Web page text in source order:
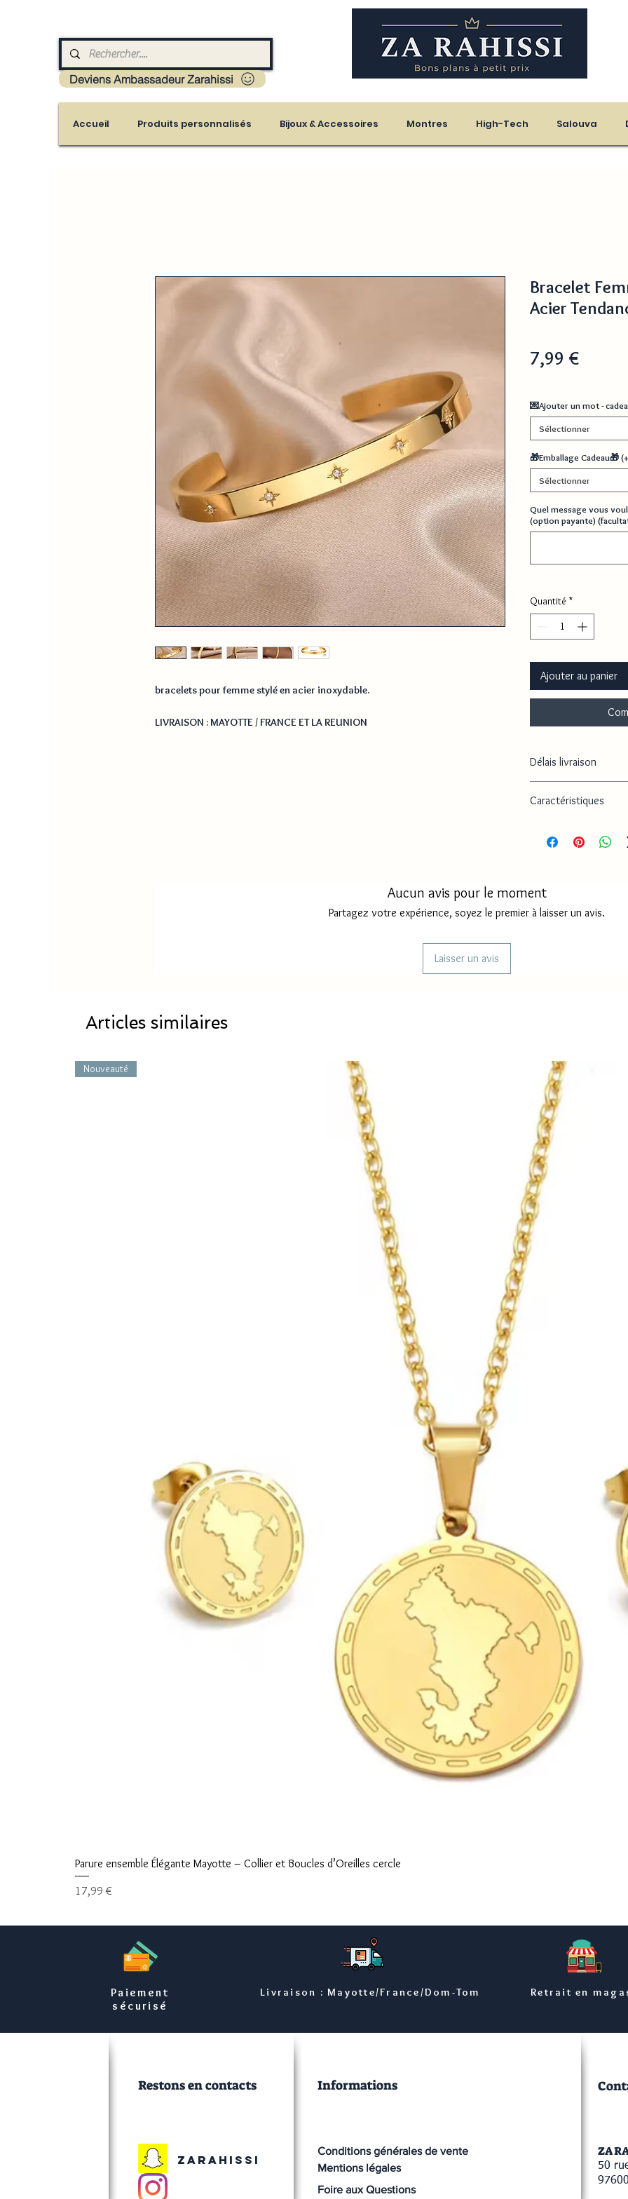
Livraison : Mayotte - France - La réunion - Guadeloupe - Martinique
Deviens Ambassadeur Zarahissi
Accueil Produits personnalisés Bijoux & Accessoires Montres High-Tech Salouva
bracelets pour femme stylé en acier inoxydable.
LIVRAISON : MAYOTTE / FRANCE ET LA REUNION
Bracelet
Acier
7,99 €Prix
💌Ajouter un mot -
Sélectionner
🎁Emballage Cadeau🎁
Sélectionner
Quel message vous
(option payante)
Quantité *
Ajouter au panier
Délais livraison
Délai de traitement
Caractéristiques
- Tailles : 16 à 20 cm /
Aucun avis pour le moment
Partagez votre expérience, soyez le premier à laisser un avis.
Laisser un avis
Articles similaires
Nouveauté
Parure ensemble Élégante Mayotte – Collier et Boucles d’Oreilles cercle
Prix
17,99 €
Paiement
sécurisé
Livraison : Mayotte/France/Dom-Tom Retrait en
Conditions générales de vente
Restons en contacts
Zarahissi
Mentions légales
Informations
Foire aux Questions
ZA
50